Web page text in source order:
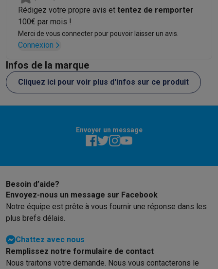
Rédigez votre propre avis et tentez de remporter
100€ par mois !
Merci de vous connecter pour pouvoir laisser un avis.
Connexion
Infos de la marque
Cliquez ici pour voir plus d'infos sur ce produit
Envoyer un message
Besoin d’aide?
Envoyez-nous un message sur Facebook
Notre équipe est prête à vous fournir une réponse dans les
plus brefs délais.
Chattez avec nous
Remplissez notre formulaire de contact
Nous traitons votre demande. Nous vous contacterons le